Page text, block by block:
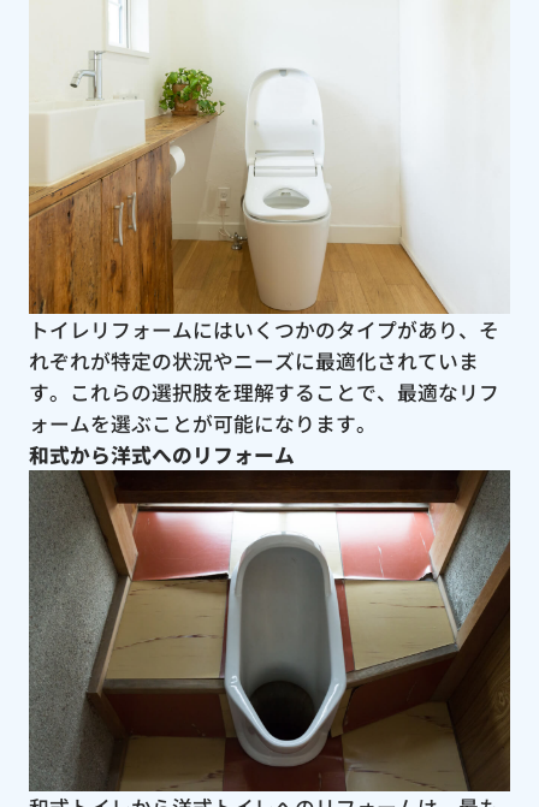
トイレリフォームにはいくつかのタイプがあり、そ
れぞれが特定の状況やニーズに最適化されていま
す。これらの選択肢を理解することで、最適なリフ
ォームを選ぶことが可能になります。
和式から洋式へのリフォーム